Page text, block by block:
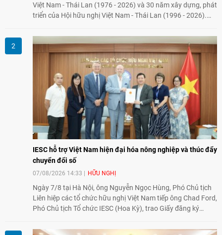
Việt Nam - Thái Lan (1976 - 2026) và 30 năm xây dựng, phát
triển của Hội hữu nghị Việt Nam - Thái Lan (1996 - 2026).
tình hữu nghị, đồng thời từng bước mở rộng hoạt động từ
giao lưu truyền thống sang kết nối địa phương, doanh
nghiệp, giáo dục, văn hóa và thế hệ trẻ, góp phần tăng
cường sự hiểu biết và hợp tác giữa nhân dân hai nước.
IESC hỗ trợ Việt Nam hiện đại hóa nông nghiệp và thúc đẩy
chuyển đổi số
07/08/2026 14:33 HỮU NGHỊ
Ngày 7/8 tại Hà Nội, ông Nguyễn Ngọc Hùng, Phó Chủ tịch
Liên hiệp các tổ chức hữu nghị Việt Nam tiếp ông Chad Ford,
Phó Chủ tịch Tổ chức IESC (Hoa Kỳ), trao Giấy đăng ký
đổi về định hướng triển khai Dự án "Mở rộng Thương mại